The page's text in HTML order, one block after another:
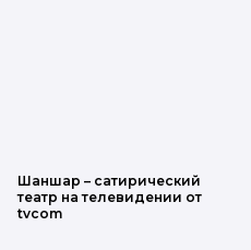
Шаншар – сатирический
театр на телевидении от
tvcom